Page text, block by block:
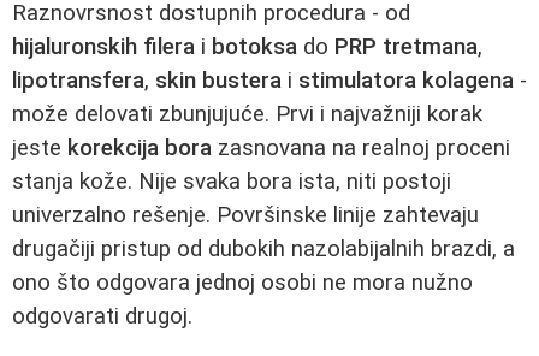
Raznovrsnost dostupnih procedura - od
hijaluronskih filera i botoksa do PRP tretmana,
lipotransfera, skin bustera i stimulatora kolagena -
može delovati zbunjujuće. Prvi i najvažniji korak
jeste korekcija bora zasnovana na realnoj proceni
stanja kože. Nije svaka bora ista, niti postoji
univerzalno rešenje. Površinske linije zahtevaju
drugačiji pristup od dubokih nazolabijalnih brazdi, a
ono što odgovara jednoj osobi ne mora nužno
odgovarati drugoj.